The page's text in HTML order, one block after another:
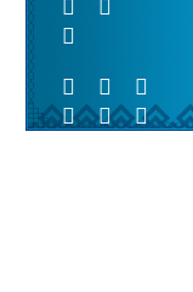
